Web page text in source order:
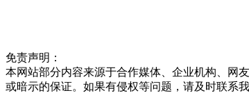
免责声明：
本网站部分内容来源于合作媒体、企业机构、网
或暗示的保证。如果有侵权等问题，请及时联系